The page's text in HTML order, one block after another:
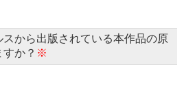
から出版されている本作品の原
か？ ※